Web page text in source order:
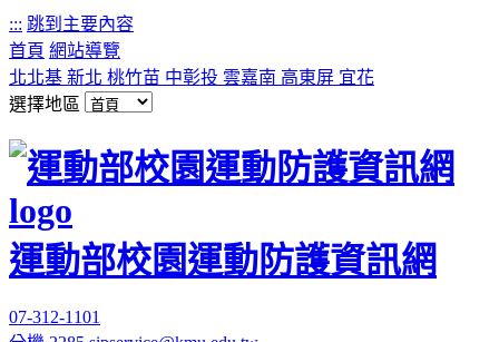
::: 跳到主要內容
首頁 網站導覽
北北基 新北 桃竹苗 中彰投 雲嘉南 高東屏 宜花
選擇地區
運動部校園運動防護資訊網
07-312-1101